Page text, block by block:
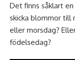
Det finns såklart
skicka blommor till
eller morsdag?
födelsedag?